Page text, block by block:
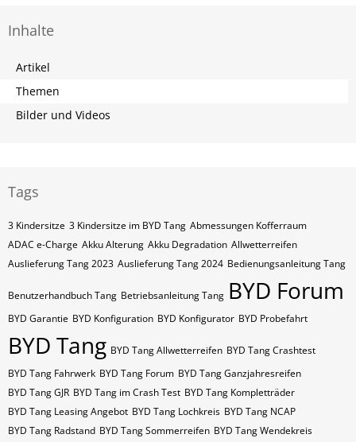
Inhalte
Artikel
Themen
Bilder und Videos
Tags
3 Kindersitze 3 Kindersitze im BYD Tang Abmessungen Kofferraum
ADAC e-Charge Akku Alterung Akku Degradation Allwetterreifen
Auslieferung Tang 2023 Auslieferung Tang 2024 Bedienungsanleitung Tang
Benutzerhandbuch Tang Betriebsanleitung Tang BYD Forum
BYD Garantie BYD Konfiguration BYD Konfigurator BYD Probefahrt
BYD Tang BYD Tang Allwetterreifen BYD Tang Crashtest
BYD Tang Fahrwerk BYD Tang Forum BYD Tang Ganzjahresreifen
BYD Tang GJR BYD Tang im Crash Test BYD Tang Kompletträder
BYD Tang Leasing Angebot BYD Tang Lochkreis BYD Tang NCAP
BYD Tang Radstand BYD Tang Sommerreifen BYD Tang Wendekreis